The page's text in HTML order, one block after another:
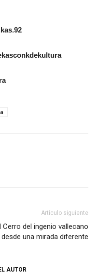
Artículo siguiente
Cerro del ingenio vallecano
desde una mirada diferente
AUTOR